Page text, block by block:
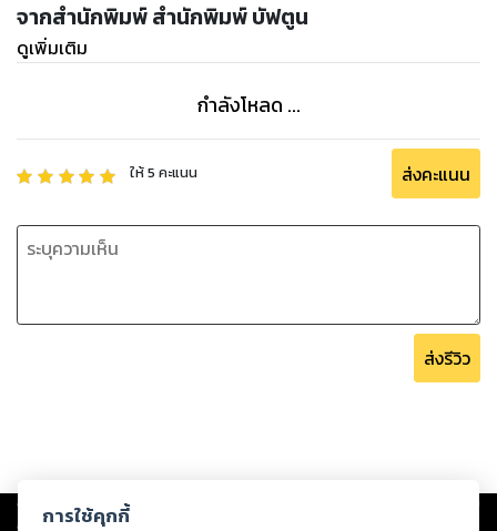
จากสำนักพิมพ์ สำนักพิมพ์ บัฟตูน
ดูเพิ่มเติม
กำลังโหลด ...
ให้5 คะแนน ส่งคะแนน
ส่งรีวิว
Copyright © 2026
ต่อผลงานหรือเนื้อหาใดที่อัปโหลดผ่านเว็บไซต์และปรากฏว่าละเมิดสิทธิใน
การใช้คุกกี้